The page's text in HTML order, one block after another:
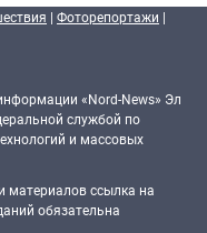
| Фоторепортажи |
«Nord-News» Эл
службой по
и массовых
материалов ссылка на
обязательна